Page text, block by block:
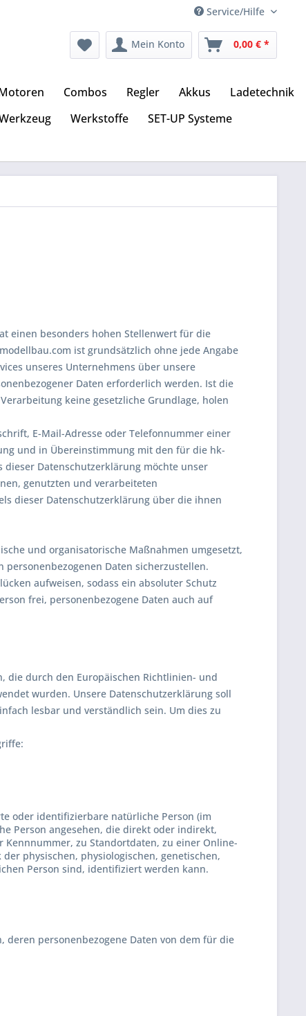
Service/Hilfe
Mein Konto 0,00 € *
Combos Regler Akkus
Ladetechnik
Werkstoffe
SET-UP Systeme
einen besonders hohen Stellenwert für die
ist grundsätzlich ohne jede Angabe
unseres Unternehmens über unsere
Daten erforderlich werden. Ist die
keine gesetzliche Grundlage, holen
E-Mail-Adresse oder Telefonnummer einer
und in Übereinstimmung mit den für die hk-
Datenschutzerklärung möchte unser
genutzten und verarbeiteten
dieser Datenschutzerklärung über die ihnen
und organisatorische Maßnahmen umgesetzt,
Daten sicherzustellen.
aufweisen, sodass ein absoluter Schutz
frei, personenbezogene Daten auch auf
die durch den Europäischen Richtlinien- und
wurden. Unsere Datenschutzerklärung soll
lesbar und verständlich sein. Um dies zu
oder identifizierbare natürliche Person (im
Person angesehen, die direkt oder indirekt,
zu Standortdaten, zu einer Online-
physischen, physiologischen, genetischen,
Person sind, identifiziert werden kann.
personenbezogene Daten von dem für die